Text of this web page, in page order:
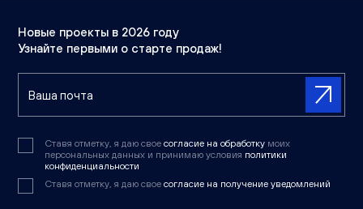
Новые проекты в 2026 году
Узнайте первыми о старте продаж!
Ставя отметку, я даю свое согласие на обработку моих
персональных данных и принимаю условия политики
конфиденциальности
Ставя отметку, я даю свое согласие на получение уведомлений